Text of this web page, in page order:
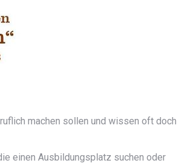
machen sollen und wissen oft doch
einen Ausbildungsplatz suchen oder